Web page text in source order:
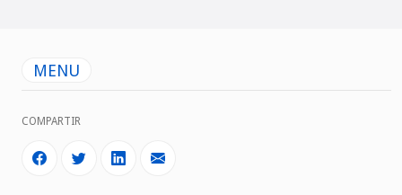
MENU
COMPARTIR